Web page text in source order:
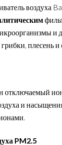
воздуха
и
плесень и
отключаемый
и
PM2.5